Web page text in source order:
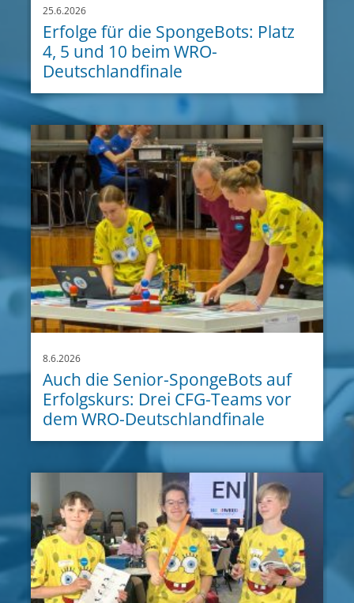
25.6.2026
Erfolge für die SpongeBots: Platz
4, 5 und 10 beim WRO-
Deutschlandfinale
8.6.2026
Auch die Senior-SpongeBots auf
Erfolgskurs: Drei CFG-Teams vor
dem WRO-Deutschlandfinale